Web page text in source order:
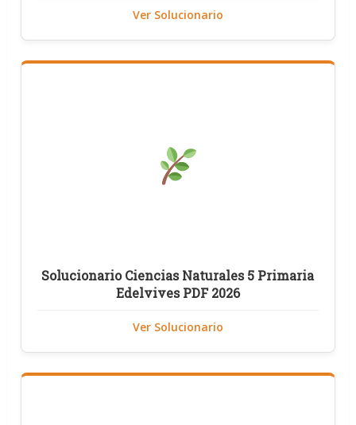
Ver Solucionario
Solucionario Ciencias Naturales 5 Primaria
Edelvives PDF 2026
Ver Solucionario